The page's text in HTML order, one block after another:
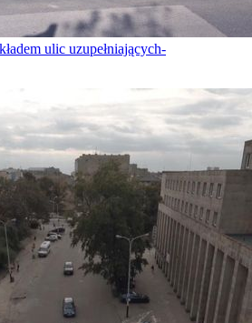
ulic uzupełniających-